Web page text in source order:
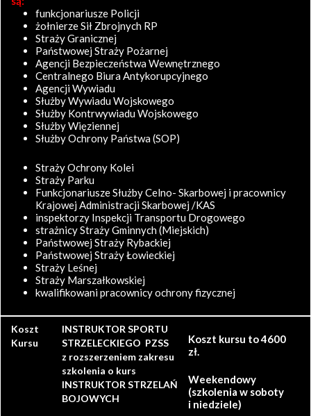
funkcjonariusze Policji
żołnierze Sił Zbrojnych RP
Straży Granicznej
Państwowej Straży Pożarnej
Agencji Bezpieczeństwa Wewnętrznego
Centralnego Biura Antykorupcyjnego
Agencji Wywiadu
Służby Wywiadu Wojskowego
Służby Kontrwywiadu Wojskowego
Służby Więziennej
Służby Ochrony Państwa (SOP)
Straży Ochrony Kolei
Straży Parku
Funkcjonariusze Służby Celno- Skarbowej i pracownicy
Krajowej Administracji Skarbowej /KAS
inspektorzy Inspekcji Transportu Drogowego
strażnicy Straży Gminnych (Miejskich)
Państwowej Straży Rybackiej
Państwowej Straży Łowieckiej
Straży Leśnej
Straży Marszałkowskiej
kwalifikowani pracownicy ochrony fizycznej
Koszt
Kursu
INSTRUKTOR SPORTU
STRZELECKIEGO PZSS
z rozszerzeniem zakresu
szkolenia o kurs
INSTRUKTOR STRZELAŃ
BOJOWYCH
Koszt kursu to 4600
zł.
Weekendowy
(szkolenia w soboty
i niedziele)